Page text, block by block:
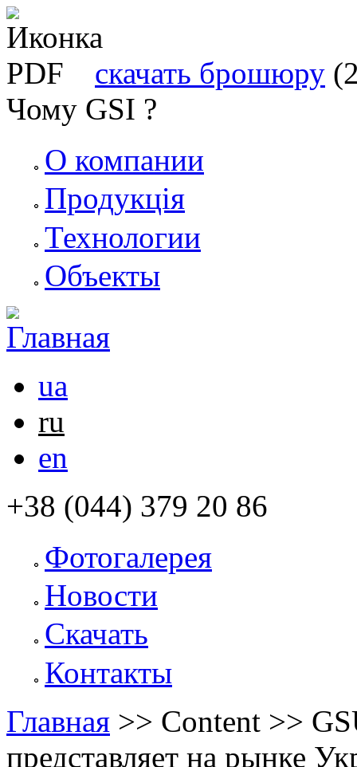
скачать брошюру
Чому GSI ?
О компании
Продукція
Технологии
Объекты
ua
ru
en
+38 (044) 379 20 86
Фотогалерея
Новости
Скачать
Контакты
Главная >> Content >>
представляет на рынке